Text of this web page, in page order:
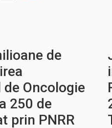
de
Oncologie
250 de
prin PNRR